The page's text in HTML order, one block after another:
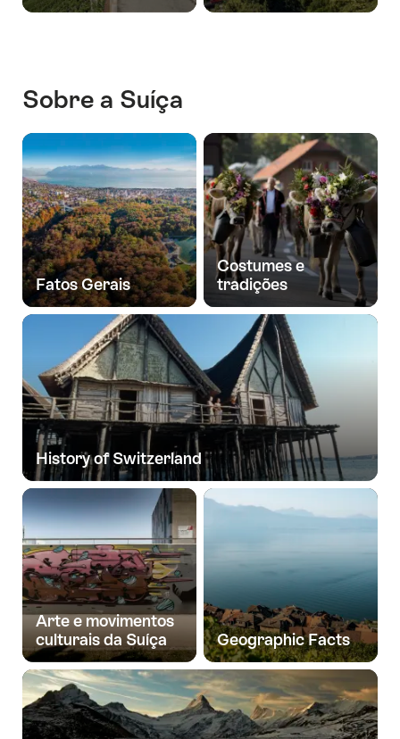
Sobre a Suíça
Fatos Gerais
Costumes e
tradições
History of Switzerland
Arte e movimentos
culturais da Suíça
Geographic Facts